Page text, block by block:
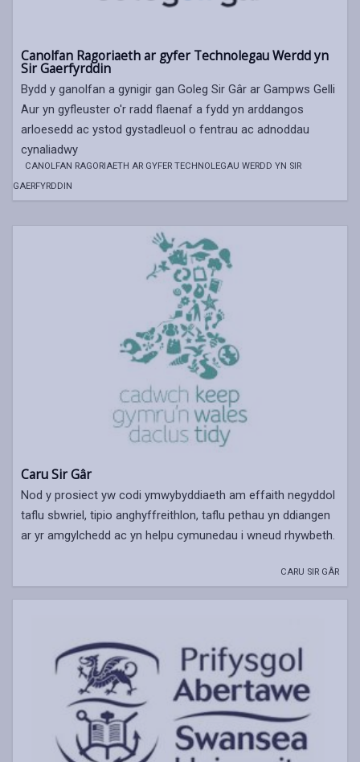
Canolfan Ragoriaeth ar gyfer Technolegau Werdd yn
Sir Gaerfyrddin
Bydd y ganolfan a gynigir gan Goleg Sir Gâr ar Gampws Gelli
Aur yn gyfleuster o'r radd flaenaf a fydd yn arddangos
arloesedd ac ystod gystadleuol o fentrau ac adnoddau
cynaliadwy
CANOLFAN RAGORIAETH AR GYFER TECHNOLEGAU WERDD YN SIR
GAERFYRDDIN
Caru Sir Gâr
Nod y prosiect yw codi ymwybyddiaeth am effaith negyddol
taflu sbwriel, tipio anghyffreithlon, taflu pethau yn ddiangen
ar yr amgylchedd ac yn helpu cymunedau i wneud rhywbeth.
CARU SIR GÂR